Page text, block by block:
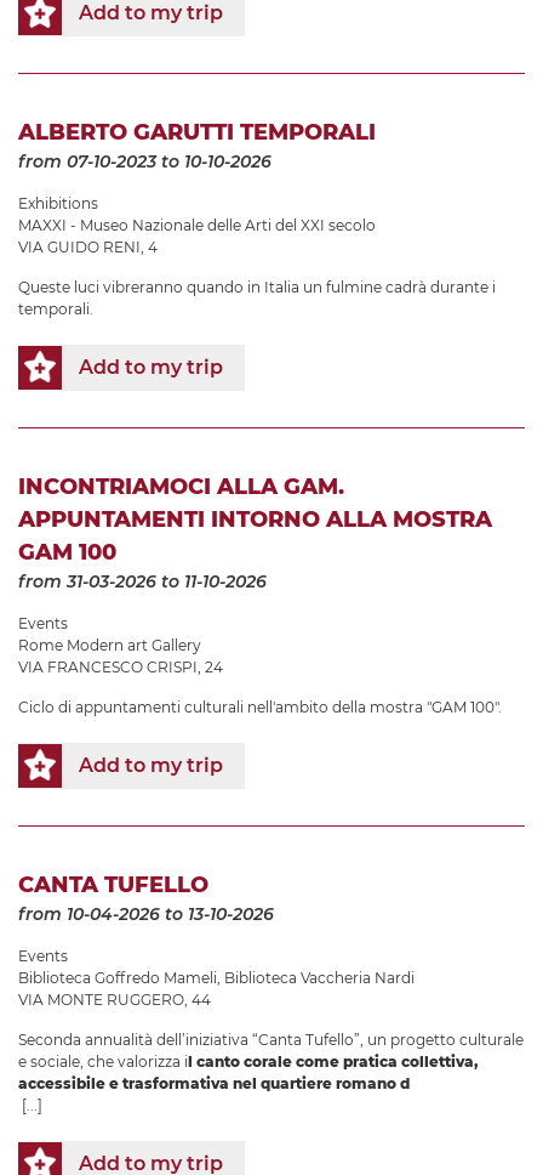
Add to my trip
ALBERTO GARUTTI TEMPORALI
from 07-10-2023to 10-10-2026
Exhibitions
MAXXI - Museo Nazionale delle Arti del XXI secolo
VIA GUIDO RENI, 4
Queste luci vibreranno quando in Italia un fulmine cadrà durante i
temporali.
Add to my trip
INCONTRIAMOCI ALLA GAM.
APPUNTAMENTI INTORNO ALLA MOSTRA
GAM 100
from 31-03-2026 to 11-10-2026
Events
Rome Modern art Gallery
VIA FRANCESCO CRISPI, 24
Ciclo di appuntamenti culturali nell'ambito della mostra "GAM 100".
Add to my trip
CANTA TUFELLO
from 10-04-2026 to 13-10-2026
Events
Biblioteca Goffredo Mameli, Biblioteca Vaccheria Nardi
VIA MONTE RUGGERO, 44
Seconda annualità dell’iniziativa “Canta Tufello”, un progetto culturale
e sociale, che valorizza il canto corale come pratica collettiva,
accessibile e trasformativa nel quartiere romano d
[...]
Add to my trip